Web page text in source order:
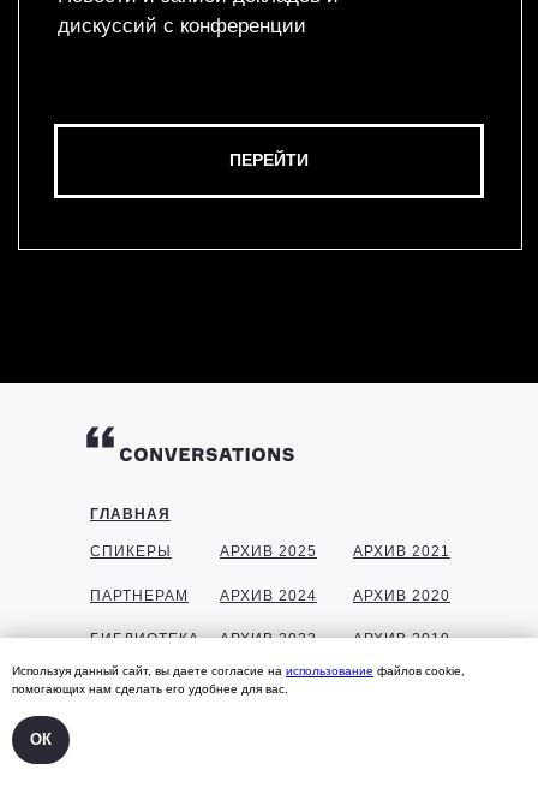
Используя данный сайт, вы даете согласие на использование файлов cookie,
помогающих нам сделать его удобнее для вас.
ОК
ГЛАВНАЯ
СПИКЕРЫ
ПАРТНЕРАМ
БИБЛИОТЕКА
ГАЛЕРЕЯ
АРХИВ 2025
АРХИВ 2024
АРХИВ 2023
АРХИВ 2022
АРХИВ 2021
АРХИВ 2020
АРХИВ 2019
АРХИВ 2018